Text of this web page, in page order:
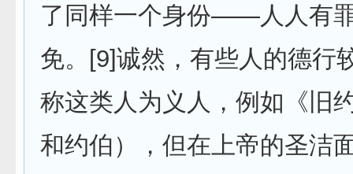
了同样一个身份——人人有
免。[9]诚然，有些人的德行
称这类人为义人，例如《旧
和约伯），但在上帝的圣洁